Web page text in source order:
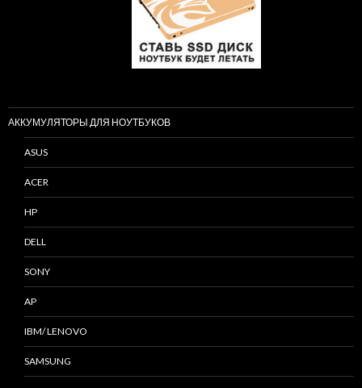
АККУМУЛЯТОРЫ ДЛЯ НОУТБУКОВ
ASUS
ACER
HP
DELL
SONY
AP
IBM/ LENOVO
SAMSUNG